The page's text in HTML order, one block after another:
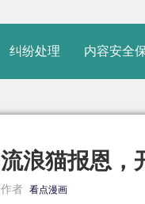
纠纷处理 内容安全
流浪猫报恩，
作者 看点漫画